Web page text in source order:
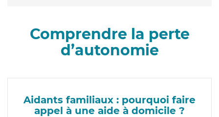
Comprendre la perte
d’autonomie
Aidants familiaux : pourquoi faire
appel à une aide à domicile ?